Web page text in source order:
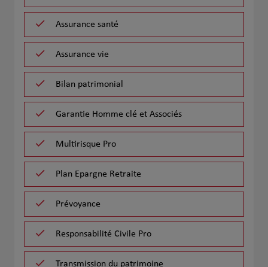
Assurance santé
Assurance vie
Bilan patrimonial
Garantie Homme clé et Associés
Multirisque Pro
Plan Epargne Retraite
Prévoyance
Responsabilité Civile Pro
Transmission du patrimoine